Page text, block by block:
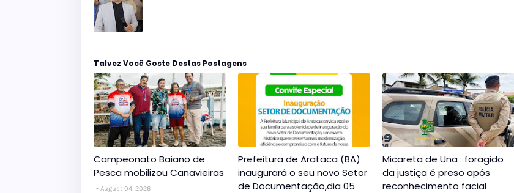
Talvez Você Goste Destas Postagens
Campeonato Baiano de
Pesca mobilizou Canavieiras
August 04, 2026
Prefeitura de Arataca (BA)
inaugurará o seu novo Setor
de Documentação,dia 05
Micareta de Una : foragido
da justiça é preso após
reconhecimento facial